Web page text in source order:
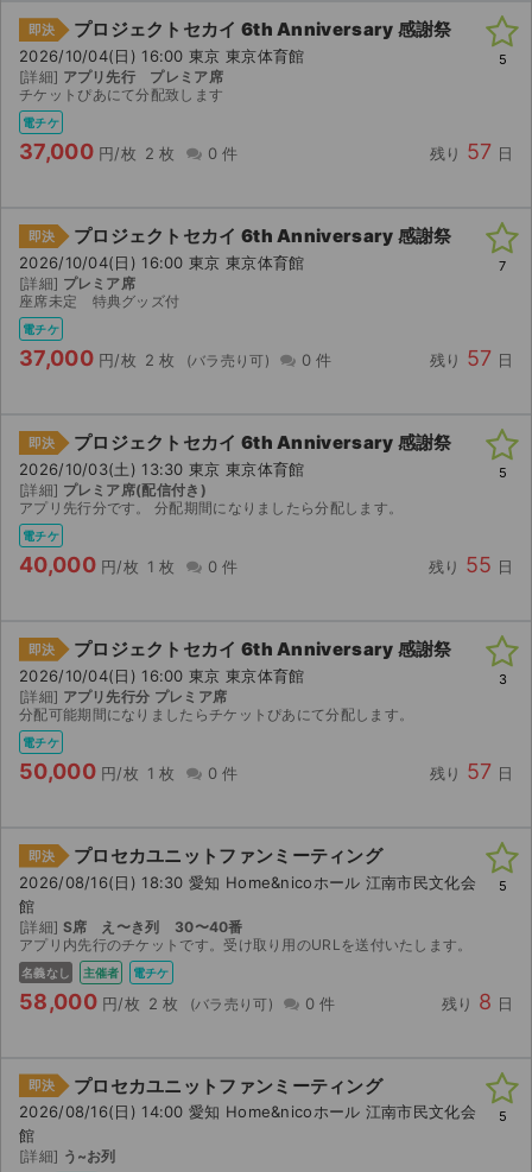
即決 プロジェクトセカイ 6th Anniversary 感謝祭
2026/10/04(日) 16:00 東京 東京体育館
[詳細] アプリ先行 プレミア席
チケットぴあにて分配致します
電チケ
37,000 円/枚 2 枚 0 件 残り 57 日
5
即決 プロジェクトセカイ 6th Anniversary 感謝祭
2026/10/04(日) 16:00 東京 東京体育館
[詳細] プレミア席
座席未定 特典グッズ付
電チケ
37,000 円/枚 2 枚 0 件 残り 57 日
7
即決 プロジェクトセカイ 6th Anniversary 感謝祭
2026/10/03(土) 13:30 東京 東京体育館
[詳細] プレミア席(配信付き)
アプリ先行分です。 分配期間になりましたら分配します。
電チケ
40,000 円/枚 1 枚 0 件 残り 55 日
5
即決 プロジェクトセカイ 6th Anniversary 感謝祭
2026/10/04(日) 16:00 東京 東京体育館
[詳細] アプリ先行分 プレミア席
分配可能期間になりましたらチケットぴあにて分配します。
電チケ
50,000 円/枚 1 枚 0 件 残り 57 日
3
即決 プロセカユニットファンミーティング
2026/08/16(日) 18:30 愛知 Home&nicoホール 江南市民文化会
館
[詳細] S席 え〜き列 30〜40番
アプリ内先行のチケットです。受け取り用のURLを送付いたします。
名義なし 主催者 電チケ
58,000 円/枚 2 枚 0 件 残り 8 日
5
即決 プロセカユニットファンミーティング
2026/08/16(日) 14:00 愛知 Home&nicoホール 江南市民文化会
館
[詳細] う~お列
5